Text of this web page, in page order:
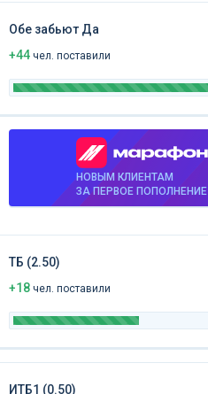
Обе забьют Да
+44 чел. поставили
НОВЫМ КЛИЕНТАМ
ЗА ПЕРВОЕ ПОПОЛНЕНИЕ
ТБ (2.50)
+18 чел. поставили
ИТБ1 (0.50)